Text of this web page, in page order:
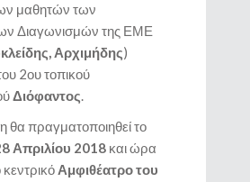
μαθητών των
Διαγωνισμών της ΕΜΕ
Αρχιμήδης)
2ου τοπικού
Διόφαντος.
θα πραγματοποιηθεί το
Απριλίου 2018 και ώρα
κεντρικό Αμφιθέατρο του